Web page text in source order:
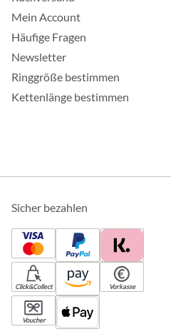
Mein Account
Häufige Fragen
Newsletter
Ringgröße bestimmen
Kettenlänge bestimmen
Sicher bezahlen
Click&Collect Vorkasse
Voucher